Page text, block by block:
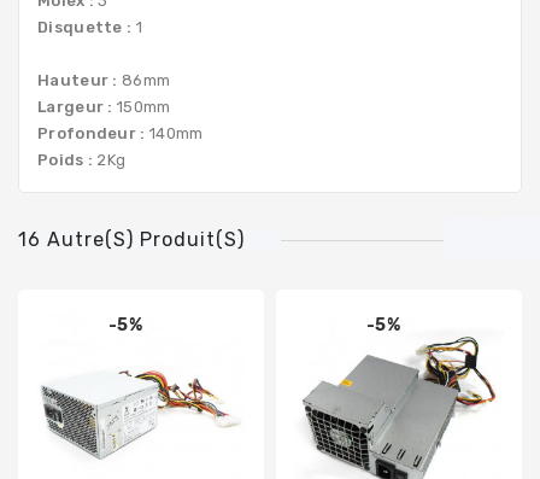
Disquette : 1
Hauteur : 86mm
Largeur : 150mm
Profondeur : 140mm
Poids : 2Kg
16 Autre(s) Produit(s)
-5% -5%